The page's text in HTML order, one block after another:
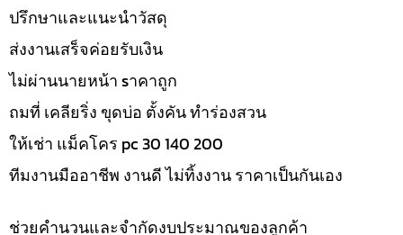
ปรึกษาและแนะนำวัสดุ
ส่งงานเสร็จค่อยรับเงิน
ไม่ผ่านนายหน้า sาคาถูก
ถมที่ เคลียริ่ง ขุดบ่อ ตั้งคัน ทำร่องสวน
ให้เช่า แม็คโคร pc 30 140 200
ทีมงานมืออาชีพ งานดี ไม่ทิ้งงาน ราคาเป็นกันเอง
ช่วยคำนวนและจำกัดงบประมาณของลูกค้า